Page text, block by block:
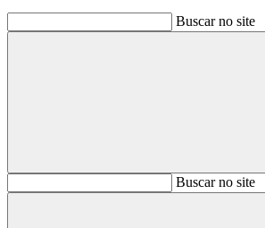
Buscar no site
BuscarBuscar no site